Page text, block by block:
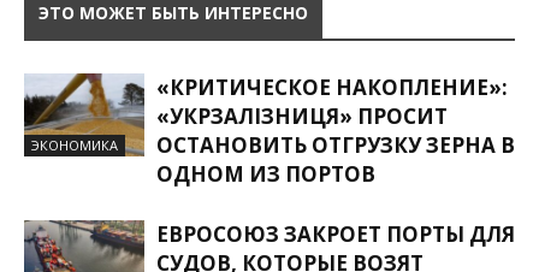
ЭТО МОЖЕТ БЫТЬ ИНТЕРЕСНО
ЭКОНОМИКА
«КРИТИЧЕСКОЕ НАКОПЛЕНИЕ»:
«УКРЗАЛІЗНИЦЯ» ПРОСИТ
ОСТАНОВИТЬ ОТГРУЗКУ ЗЕРНА В
ОДНОМ ИЗ ПОРТОВ
ЕВРОСОЮЗ ЗАКРОЕТ ПОРТЫ ДЛЯ
СУДОВ, КОТОРЫЕ ВОЗЯТ